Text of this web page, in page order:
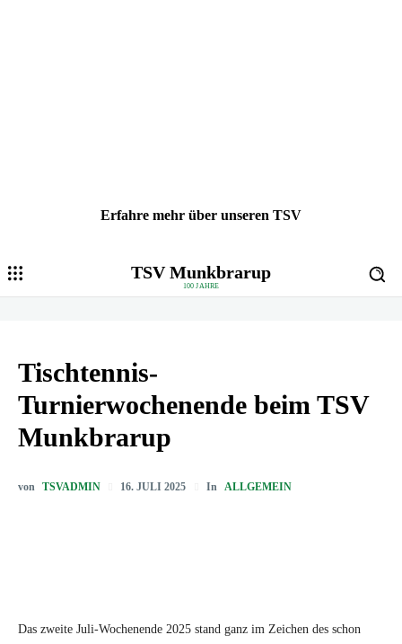
Erfahre mehr über unseren TSV
TSV Munkbrarup
100 JAHRE
Tischtennis-
Turnierwochenende beim TSV
Munkbrarup
von TSVADMIN 16. JULI 2025 In ALLGEMEIN
Das zweite Juli-Wochenende 2025 stand ganz im Zeichen des schon